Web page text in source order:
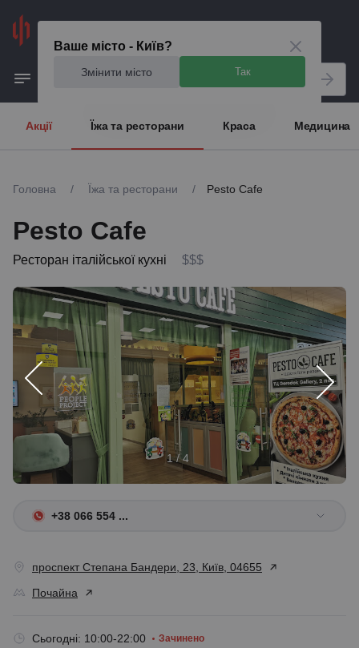
Ваше місто - Київ?
Змінити місто Так
Акції Їжа та ресторани Краса Медицина
Головна / Їжа та ресторани / Pesto Cafe
Pesto Cafe
Ресторан італійської кухні $$$
1 / 4
+38 066 554 ...
проспект Степана Бандери, 23, Київ, 04655
Почайна
Сьогодні: 10:00-22:00 Зачинено